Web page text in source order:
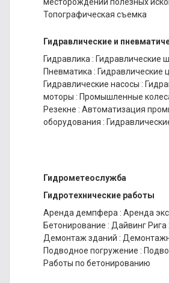
Топографическая съемка
Гидравлические и
Гидравлика : Гидравлические
Пневматика : Гидравлические
Гидравлические насосы :
моторы : Промышленные
Резекне : Автоматизация
оборудования :
Гидрометеослужба
Гидротехнические работы
Аренда демпфера : Аренда
Бетонирование : Дайвинг Рига
Демонтаж зданий :
Подводное погружение :
Работы по бетонированию